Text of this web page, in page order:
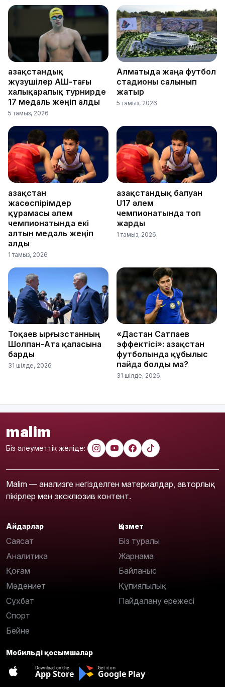
Қазақстандық
жүзушілер АҚШ-тағы
халықаралық турнирде
17 медаль жеңіп алды
5 тамыз, 2026
Алматыда жаңа футбол
стадионы салынып
жатыр
5 тамыз, 2026
Қазақстан
жасөспірімдер
құрамасы әлем
чемпионатында екі
алтын медаль жеңіп
алды
1 тамыз, 2026
Қазақстандық балуан
U17 әлем
чемпионатында топ
жарды
1 тамыз, 2026
Тоқаев Қырғызстанның
Шолпан-Ата қаласына
барды
31 шілде, 2026
«Дастан Сатпаев
эффектісі»: Қазақстан
футболында құбылыс
пайда болды ма?
31 шілде, 2026
malim
Біз әлеуметтік желіде:
Malim — анализге негізделген материалдар, авторлық
пікірлер мен эксклюзив контент.
Айдарлар
Саясат
Аналитика
Қоғам
Мәдениет
Сұхбат
Спорт
Бейне
Қызмет
Біз туралы
Жарнама
Байланыс
Құпиялылық
Пайдалану ережесі
Мобильді қосымшалар
Download on the
App Store
Get it on
Google Play